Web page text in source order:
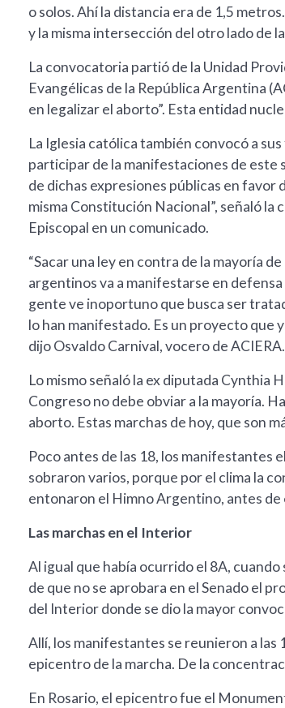
o solos. Ahí la distancia era de 1,5
y la misma intersección del otro lado de
La convocatoria partió de la Unidad
Evangélicas de la República Argentina
en legalizar el aborto”. Esta entidad
La Iglesia católica también convocó a
participar de la manifestaciones de
de dichas expresiones públicas en favor
misma Constitución Nacional”, señaló la
Episcopal en un comunicado.
“Sacar una ley en contra de la mayoría
argentinos va a manifestarse en defensa
gente ve inoportuno que busca ser
lo han manifestado. Es un proyecto que
dijo Osvaldo Carnival, vocero de ACIERA.
Lo mismo señaló la ex diputada Cynthia
Congreso no debe obviar a la mayoría.
aborto. Estas marchas de hoy, que son
Poco antes de las 18, los manifestantes
sobraron varios, porque por el clima la
entonaron el Himno Argentino, antes de
Las marchas en el Interior
Al igual que había ocurrido el 8A,
de que no se aprobara en el Senado el
del Interior donde se dio la mayor
Allí, los manifestantes se reunieron a las
epicentro de la marcha. De la
En Rosario, el epicentro fue el